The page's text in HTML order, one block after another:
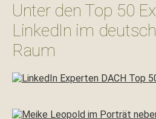
Unter den Top 50
LinkedIn im
Raum